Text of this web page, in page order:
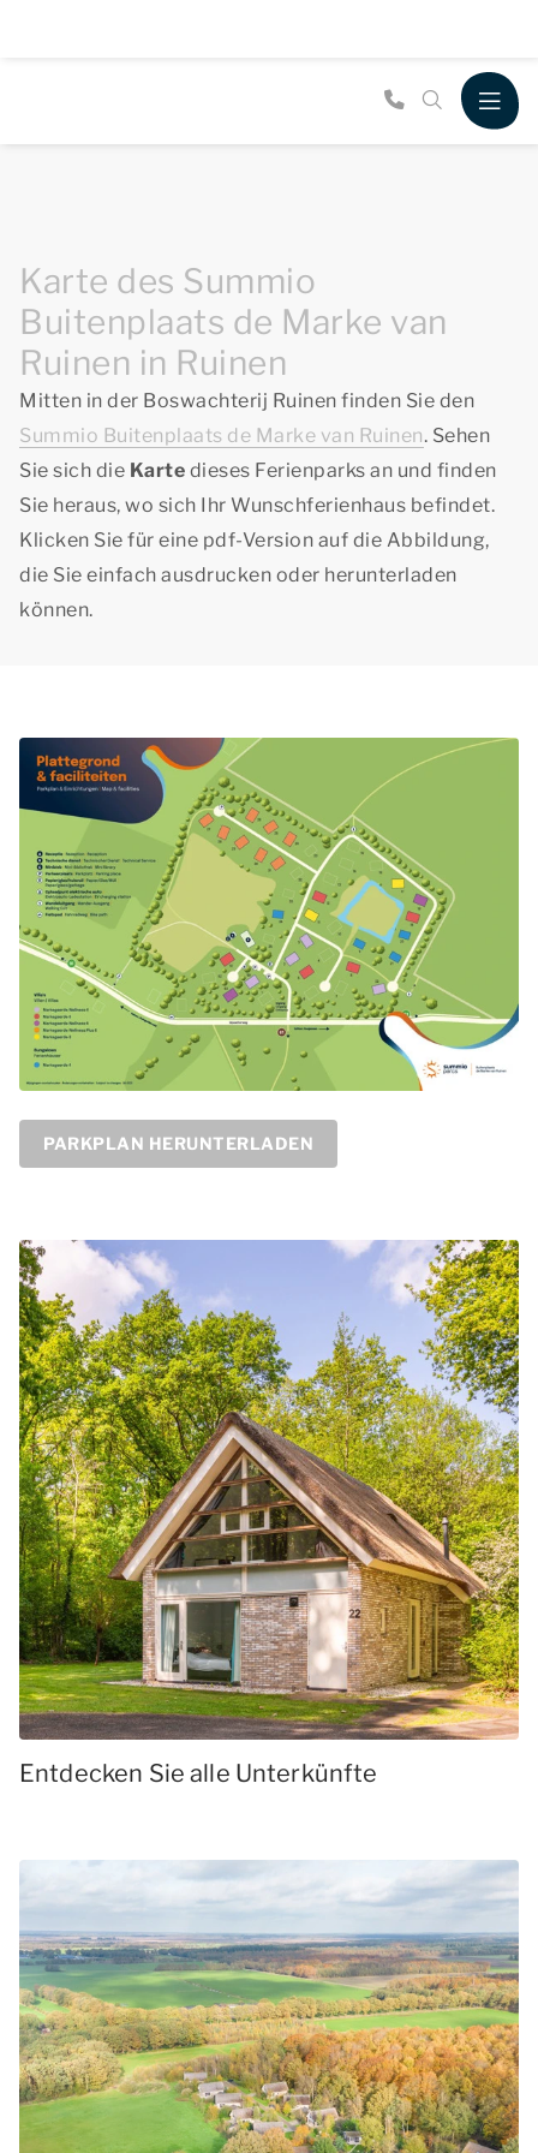
Karte des Summio
Buitenplaats de Marke van
Ruinen in Ruinen
Mitten in der Boswachterij Ruinen finden Sie den
Summio Buitenplaats de Marke van Ruinen. Sehen
Sie sich die Karte dieses Ferienparks an und finden
Sie heraus, wo sich Ihr Wunschferienhaus befindet.
Klicken Sie für eine pdf-Version auf die Abbildung,
die Sie einfach ausdrucken oder herunterladen
können.
PARKPLAN HERUNTERLADEN
Entdecken Sie alle Unterkünfte